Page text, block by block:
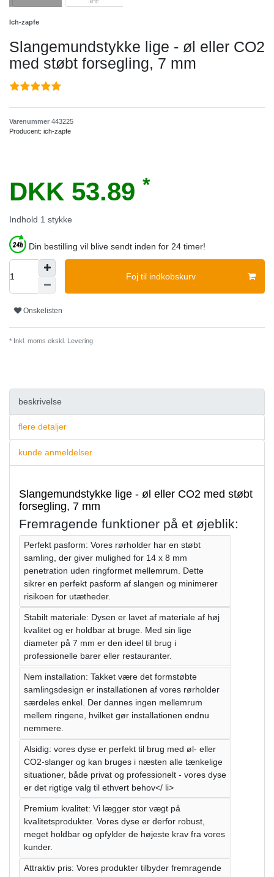
Ich-zapfe
Slangemundstykke lige - øl eller CO2
med støbt forsegling, 7 mm
Varenummer 443225
Producent: ich-zapfe
DKK 53.89 *
Indhold 1 stykke
Din bestilling vil blive sendt inden for 24 timer!
Foj til indkobskurv
Onskelisten
* Inkl. moms ekskl. Levering
beskrivelse
flere detaljer
kunde anmeldelser
Slangemundstykke lige - øl eller CO2 med støbt
forsegling, 7 mm
Fremragende funktioner på et øjeblik:
Perfekt pasform: Vores rørholder har en støbt
samling, der giver mulighed for 14 x 8 mm
penetration uden ringformet mellemrum. Dette
sikrer en perfekt pasform af slangen og minimerer
risikoen for utætheder.
Stabilt materiale: Dysen er lavet af materiale af høj
kvalitet og er holdbar at bruge. Med sin lige
diameter på 7 mm er den ideel til brug i
professionelle barer eller restauranter.
Nem installation: Takket være det formstøbte
samlingsdesign er installationen af ​​vores rørholder
særdeles enkel. Der dannes ingen mellemrum
mellem ringene, hvilket gør installationen endnu
nemmere.
Alsidig: vores dyse er perfekt til brug med øl- eller
CO2-slanger og kan bruges i næsten alle tænkelige
situationer, både privat og professionelt - vores dyse
er det rigtige valg til ethvert behov</ li>
Premium kvalitet: Vi lægger stor vægt på
kvalitetsprodukter. Vores dyse er derfor robust,
meget holdbar og opfylder de højeste krav fra vores
kunder.
Attraktiv pris: Vores produkter tilbyder fremragende